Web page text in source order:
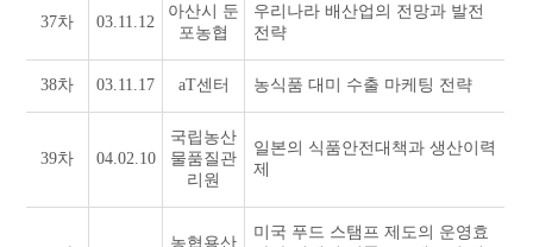
37차 03.11.12
아산시 둔
포농협
우리나라 배산업의 전망과 발전
전략
38차 03.11.17 aT센터 농식품 대미 수출 마케팅 전략
39차 04.02.10
국립농산
물품질관
리원
일본의 식품안전대책과 생산이력
제
농협용산
미국 푸드 스탬프 제도의 운영효